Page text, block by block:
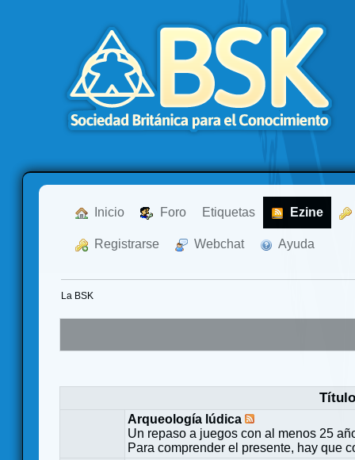
Inicio Foro Etiquetas Ezine
Registrarse Webchat Ayuda
La BSK
Título
Arqueología lúdica
Un repaso a juegos con al menos 25
Para comprender el presente, hay que